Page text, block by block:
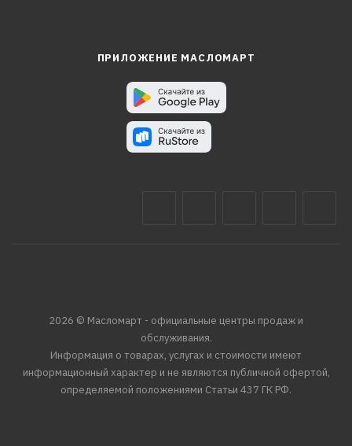
ПРИЛОЖЕНИЕ МАСЛОМАРТ
2026 © Масломарт - официальные центры продаж и
обслуживания.
Информация о товарах, услугах и стоимости имеют
информационный характер и не являются публичной офертой,
определяемой положениями Статьи 437 ГК РФ.